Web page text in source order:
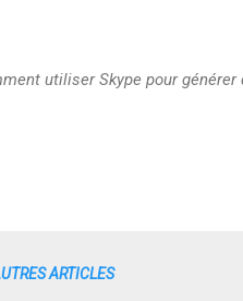
utiliser Skype pour
ARTICLES